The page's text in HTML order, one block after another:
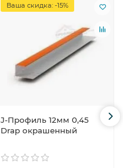
Ваша скидка: -15%
J-Профиль 12мм 0,45
Drap окрашенный